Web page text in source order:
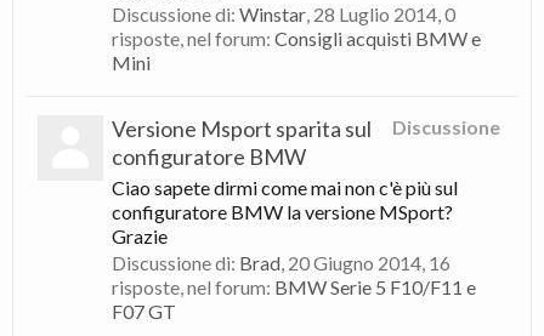
Discussione di: Winstar, 28 Luglio 2014, 0
risposte, nel forum: Consigli acquisti BMW e
Mini
Discussione
Versione Msport sparita sul
configuratore BMW
Ciao sapete dirmi come mai non c'è più sul
configuratore BMW la versione MSport?
Grazie
Discussione di: Brad, 20 Giugno 2014, 16
risposte, nel forum: BMW Serie 5 F10/F11 e
F07 GT